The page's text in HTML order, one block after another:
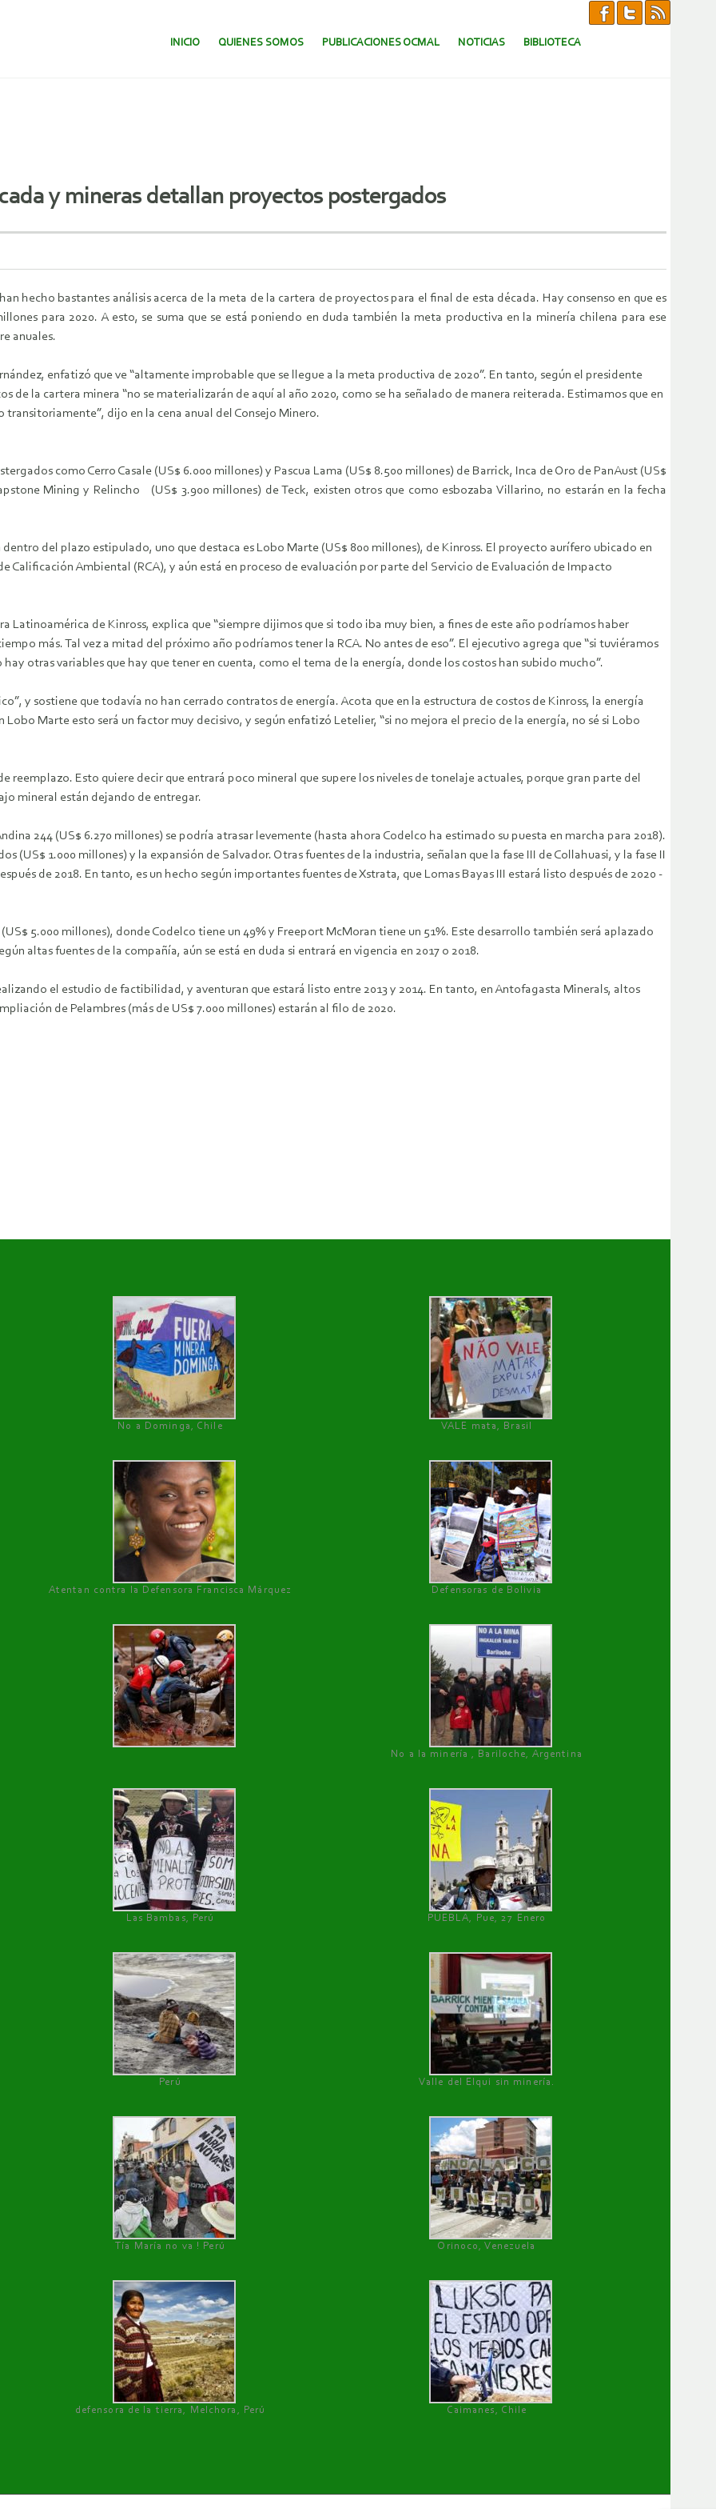
SALTAR AL CONTENIDO.
INICIO QUIENES SOMOS PUBLICACIONES OCMAL NOTICIAS BIBLIOTECA
y mineras detallan proyectos postergados
hecho bastantes análisis acerca de la meta de la cartera de proyectos para el final de esta década. Hay consenso en que es
para 2020. A esto, se suma que se está poniendo en duda también la meta productiva en la minería chilena para ese
anuales.
enfatizó que ve “altamente improbable que se llegue a la meta productiva de 2020”. En tanto, según el presidente
de la cartera minera “no se materializarán de aquí al año 2020, como se ha señalado de manera reiterada. Estimamos que en
dijo en la cena anual del Consejo Minero.
como Cerro Casale (US$ 6.000 millones) y Pascua Lama (US$ 8.500 millones) de Barrick, Inca de Oro de PanAust (US$
Mining y Relincho (US$ 3.900 millones) de Teck, existen otros que como esbozaba Villarino, no estarán en la fecha
del plazo estipulado, uno que destaca es Lobo Marte (US$ 800 millones), de Kinross. El proyecto aurífero ubicado en
Calificación Ambiental (RCA), y aún está en proceso de evaluación por parte del Servicio de Evaluación de Impacto
Latinoamérica de Kinross, explica que “siempre dijimos que si todo iba muy bien, a fines de este año podríamos haber
más. Tal vez a mitad del próximo año podríamos tener la RCA. No antes de eso”. El ejecutivo agrega que “si tuviéramos
otras variables que hay que tener en cuenta, como el tema de la energía, donde los costos han subido mucho”.
y sostiene que todavía no han cerrado contratos de energía. Acota que en la estructura de costos de Kinross, la energía
Lobo Marte esto será un factor muy decisivo, y según enfatizó Letelier, “si no mejora el precio de la energía, no sé si Lobo
reemplazo. Esto quiere decir que entrará poco mineral que supere los niveles de tonelaje actuales, porque gran parte del
mineral están dejando de entregar.
244 (US$ 6.270 millones) se podría atrasar levemente (hasta ahora Codelco ha estimado su puesta en marcha para 2018).
(US$ 1.000 millones) y la expansión de Salvador. Otras fuentes de la industria, señalan que la fase III de Collahuasi, y la fase II
de 2018. En tanto, es un hecho según importantes fuentes de Xstrata, que Lomas Bayas III estará listo después de 2020 -
5.000 millones), donde Codelco tiene un 49% y Freeport McMoran tiene un 51%. Este desarrollo también será aplazado
altas fuentes de la compañía, aún se está en duda si entrará en vigencia en 2017 o 2018.
el estudio de factibilidad, y aventuran que estará listo entre 2013 y 2014. En tanto, en Antofagasta Minerals, altos
de Pelambres (más de US$ 7.000 millones) estarán al filo de 2020.
No a Dominga, Chile
VALE mata, Brasil
Atentan contra la Defensora Francisca Márquez Defensoras de Bolivia
No a la minería , Bariloche, Argentina
Las Bambas, Perú PUEBLA, Pue, 27 Enero
Perú Valle del Elqui sin minería.
Tía María no va ! Perú Orinoco, Venezuela
defensora de la tierra, Melchora, Perú Caimanes, Chile